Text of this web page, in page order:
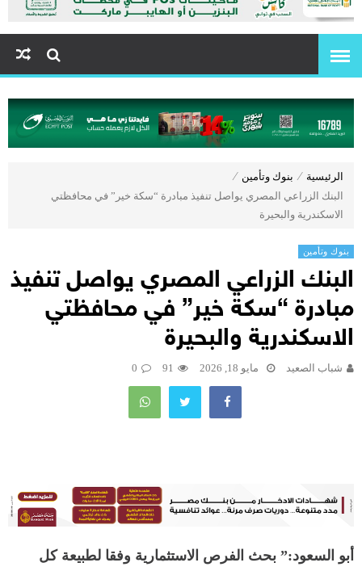
الرئيسية ⁄ بنوك وتأمين ⁄
البنك الزراعي المصري يواصل تنفيذ مبادرة “سكة خير” في محافظتي
الاسكندرية والبحيرة
بنوك وتأمين
البنك الزراعي المصري يواصل تنفيذ
مبادرة “سكة خير” في محافظتي
الاسكندرية والبحيرة
شباب الصعيد مايو 18, 2026 91
0
أبو السعود:” بحث الفرص الاستثمارية وفقا لطبيعة كل